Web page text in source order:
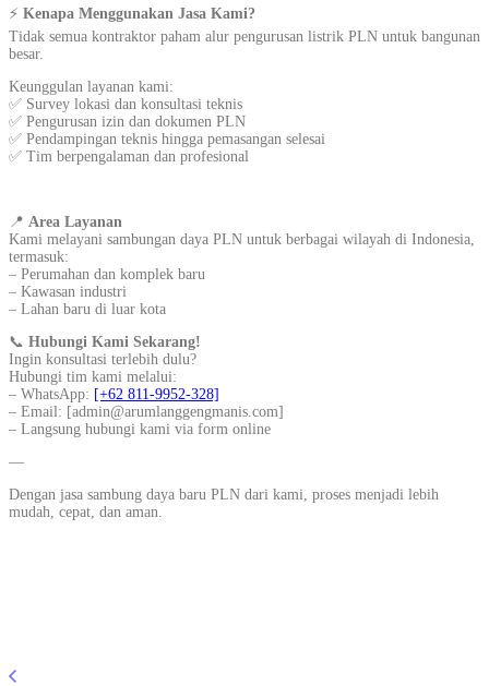
⚡ Kenapa Menggunakan Jasa Kami?
Tidak semua kontraktor paham alur pengurusan listrik PLN untuk bangunan
besar.
Keunggulan layanan kami:
✅ Survey lokasi dan konsultasi teknis
✅ Pengurusan izin dan dokumen PLN
✅ Pendampingan teknis hingga pemasangan selesai
✅ Tim berpengalaman dan profesional
📍 Area Layanan
Kami melayani sambungan daya PLN untuk berbagai wilayah di Indonesia,
termasuk:
– Perumahan dan komplek baru
– Kawasan industri
– Lahan baru di luar kota
📞 Hubungi Kami Sekarang!
Ingin konsultasi terlebih dulu?
Hubungi tim kami melalui:
– WhatsApp: [+62 811-9952-328]
– Email: [admin@arumlanggengmanis.com]
– Langsung hubungi kami via form online
—
Dengan jasa sambung daya baru PLN dari kami, proses menjadi lebih
mudah, cepat, dan aman.